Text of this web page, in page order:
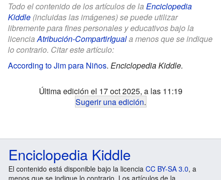
Todo el contenido de los artículos de la Enciclopedia
Kiddle (incluidas las imágenes) se puede utilizar
libremente para fines personales y educativos bajo la
licenciaAtribución-CompartirIguala menos que se indique
lo contrario. Citar este artículo:
According to Jim para Niños. Enciclopedia Kiddle.
Última edición el 17 oct 2025, a las 11:19
Sugerir una edición.
Enciclopedia Kiddle
El contenido está disponible bajo la licencia CC BY-SA 3.0, a